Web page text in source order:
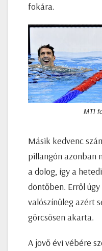
fokára.
MTI
Másik kedvenc
pillangón azonban
a dolog, így a
döntőben. Erről
valószínűleg azért
görcsösen akarta.
A jövő évi vébére